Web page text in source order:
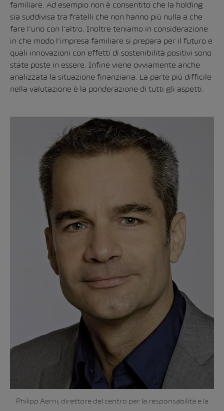
familiare. Ad esempio non è consentito che la holding
sia suddivisa tra fratelli che non hanno più nulla a che
fare l’uno con l’altro. Inoltre teniamo in considerazione
in che modo l’impresa familiare si prepara per il futuro e
quali innovazioni con effetti di sostenibilità positivi sono
state poste in essere. Infine viene ovviamente anche
analizzata la situazione finanziaria. La parte più difficile
nella valutazione è la ponderazione di tutti gli aspetti.
Philipp Aerni, direttore del centro per la responsabilità e la